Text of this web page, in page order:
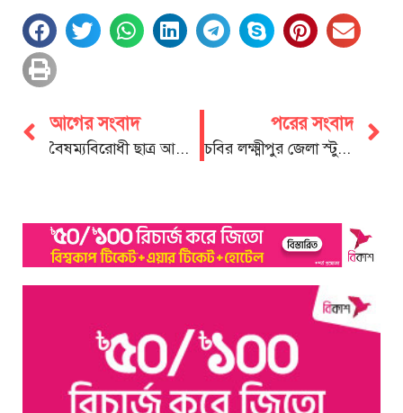
আগের সংবাদ
বৈষম্যবিরোধী ছাত্র আন্দোলন “চট্টগ্রাম মহানগরে নতুন কমিটি গঠিত
পরের সংবাদ
চবির লক্ষ্মীপুর জেলা স্টুডেন্টস এসোসিয়েশনের বার্ষিক বনভোজন অনুষ্ঠিত